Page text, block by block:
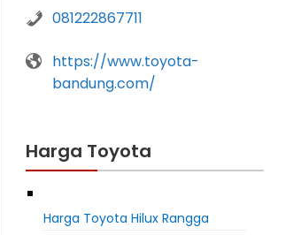
081222867711
https://www.toyota-
bandung.com/
Harga Toyota
Harga Toyota Hilux Rangga